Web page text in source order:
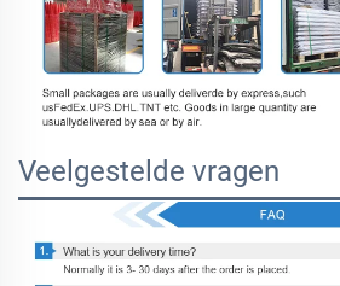
Veelgestelde vragen